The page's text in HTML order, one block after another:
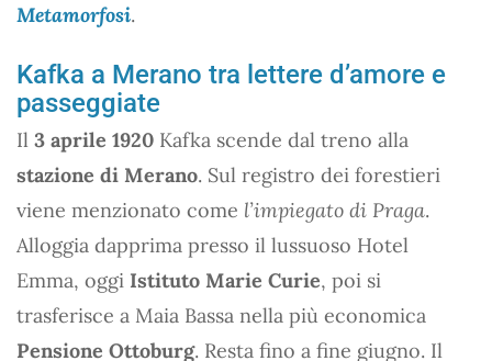
Metamorfosi.
Kafka a Merano tra lettere d’amore e
passeggiate
Il 3 aprile 1920 Kafka scende dal treno alla
stazione di Merano. Sul registro dei forestieri
viene menzionato come l’impiegato di Praga.
Alloggia dapprima presso il lussuoso Hotel
Emma, oggi Istituto Marie Curie, poi si
trasferisce a Maia Bassa nella più economica
Pensione Ottoburg. Resta fino a fine giugno. Il